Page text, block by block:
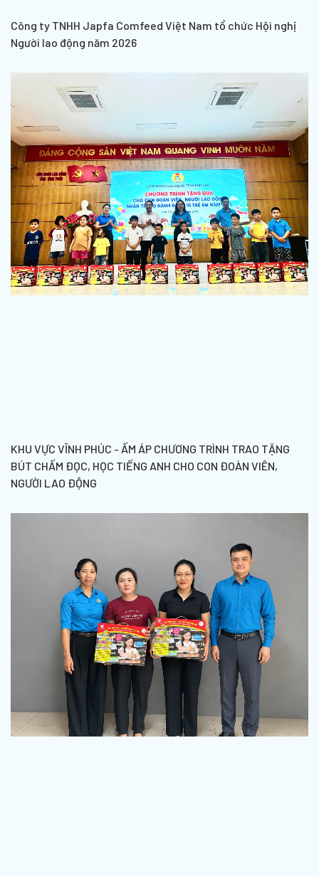
Công ty TNHH Japfa Comfeed Việt Nam tổ chức Hội nghị
Người lao động năm 2026
KHU VỰC VĨNH PHÚC - ẤM ÁP CHƯƠNG TRÌNH TRAO TẶNG
BÚT CHẤM ĐỌC, HỌC TIẾNG ANH CHO CON ĐOÀN VIÊN,
NGƯỜI LAO ĐỘNG